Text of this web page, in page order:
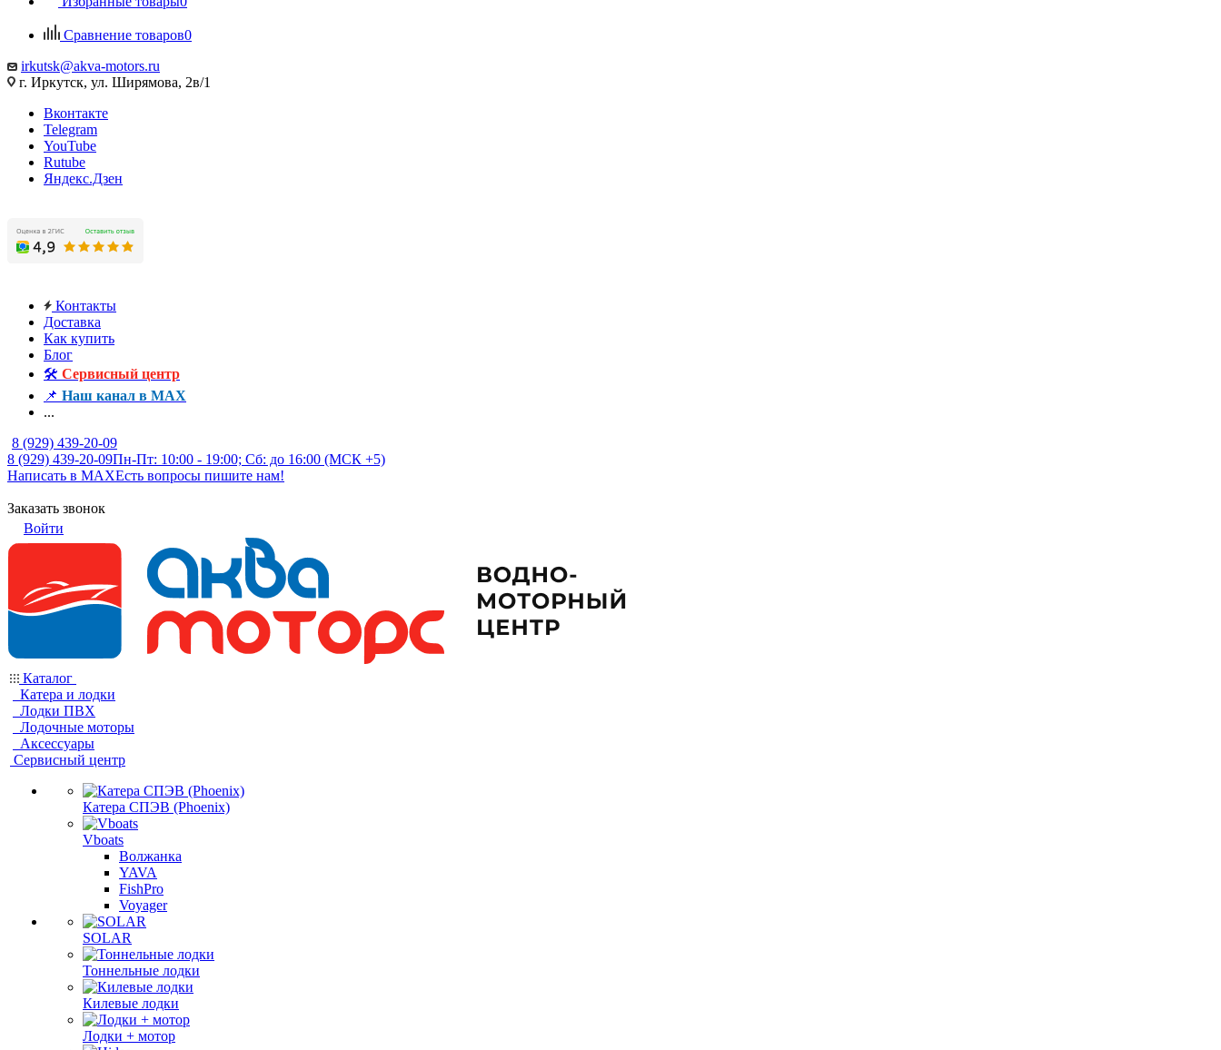
Сравнение товаров0
irkutsk@akva-motors.ru
г. Иркутск, ул. Ширямова, 2в/1
Вконтакте
Telegram
YouTube
Rutube
Яндекс.Дзен
Контакты
Доставка
Как купить
Блог
🛠️ Сервисный центр
📌 Наш канал в MAX
...
8 (929) 439-20-09
8 (929) 439-20-09Пн-Пт: 10:00 - 19:00; Сб: до 16:00 (МСК +5)
Написать в MAXЕсть вопросы пишите нам!
Заказать звонок
Войти
Каталог
Катера и лодки
Лодки ПВХ
Лодочные моторы
Аксессуары
Сервисный центр
Катера СПЭВ (Phoenix)
Vboats
Волжанка
YAVA
FishPro
Voyager
SOLAR
Тоннельные лодки
Килевые лодки
Лодки + мотор